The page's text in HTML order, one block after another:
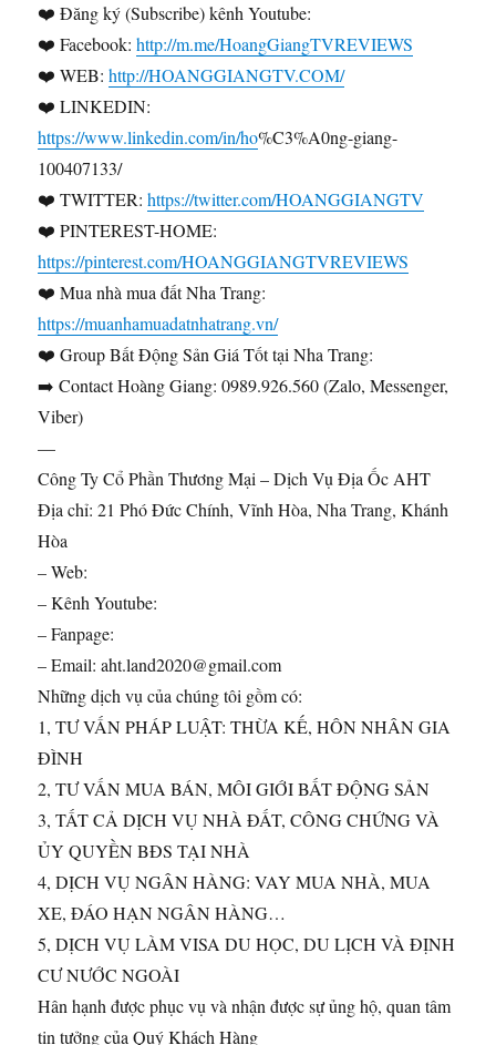
❤️ Đăng ký (Subscribe) kênh Youtube:
❤️ Facebook:http://m.me/HoangGiangTVREVIEWS
❤️ WEB:http://HOANGGIANGTV.COM/
❤️ LINKEDIN:
https://www.linkedin.com/in/ho%C3%A0ng-giang-
100407133/
❤️ TWITTER:https://twitter.com/HOANGGIANGTV
❤️ PINTEREST-HOME:
https://pinterest.com/HOANGGIANGTVREVIEWS
❤️ Mua nhà mua đất Nha Trang:
https://muanhamuadatnhatrang.vn/
❤️ Group Bất Động Sản Giá Tốt tại Nha Trang:
➡️ Contact Hoàng Giang: 0989.926.560 (Zalo, Messenger,
Viber)
—
Công Ty Cổ Phần Thương Mại – Dịch Vụ Địa Ốc AHT
Địa chỉ: 21 Phó Đức Chính, Vĩnh Hòa, Nha Trang, Khánh
Hòa
– Web:
– Kênh Youtube:
– Fanpage:
– Email: aht.land2020@gmail.com
Những dịch vụ của chúng tôi gồm có:
1, TƯ VẤN PHÁP LUẬT: THỪA KẾ, HÔN NHÂN GIA
ĐÌNH
2, TƯ VẤN MUA BÁN, MÔI GIỚI BẤT ĐỘNG SẢN
3, TẤT CẢ DỊCH VỤ NHÀ ĐẤT, CÔNG CHỨNG VÀ
ỦY QUYỀN BĐS TẠI NHÀ
4, DỊCH VỤ NGÂN HÀNG: VAY MUA NHÀ, MUA
XE, ĐÁO HẠN NGÂN HÀNG…
5, DỊCH VỤ LÀM VISA DU HỌC, DU LỊCH VÀ ĐỊNH
CƯ NƯỚC NGOÀI
Hân hạnh được phục vụ và nhận được sự ủng hộ, quan tâm
tin tưởng của Quý Khách Hàng